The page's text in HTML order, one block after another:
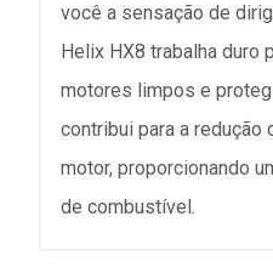
você a sensação de
Helix HX8 trabalha duro
motores limpos e
contribui para a redução
motor, proporcionando
de combustível.